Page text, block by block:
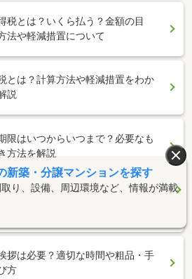
税とは？いくら払う？金額の目
法や軽減措置について
とは？計算方法や軽減措置をわか
説
限はいつからいつまで？必要なも
方法を解説
所変更が必要なのは？手続きの順
拶は必要？適切な時間や粗品・手
方
新築・分譲マンションを探す
り、設備、周辺環境など、情報が満載